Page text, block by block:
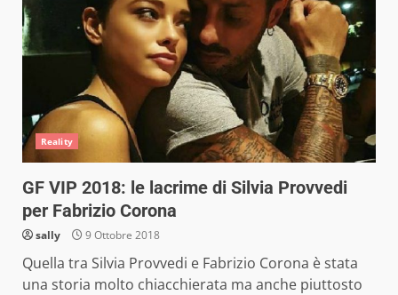
Reality
GF VIP 2018: le lacrime di Silvia Provvedi
per Fabrizio Corona
sally 9 Ottobre 2018
Quella tra Silvia Provvedi e Fabrizio Corona è stata
una storia molto chiacchierata ma anche piuttosto